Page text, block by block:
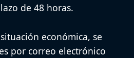
de 48 horas.
económica, se
por correo electrónico